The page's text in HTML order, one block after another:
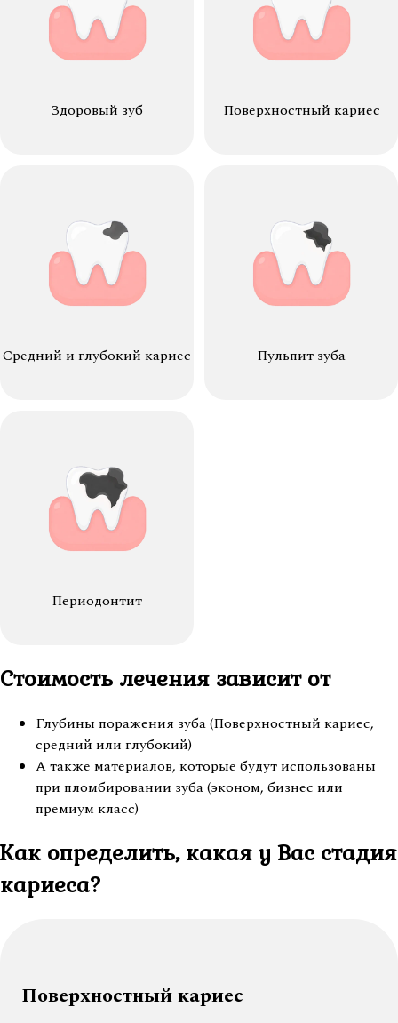
Здоровый зуб Поверхностный кариес
Средний и глубокий кариес Пульпит зуба
Периодонтит
Стоимость лечения зависит от
Глубины поражения зуба (Поверхностный кариес,
средний или глубокий)
А также материалов, которые будут использованы
при пломбировании зуба (эконом, бизнес или
премиум класс)
Как определить, какая у Вас стадия
кариеса?
Поверхностный кариес